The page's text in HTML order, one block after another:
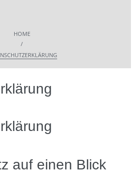
HOME
/
auf einen Blick